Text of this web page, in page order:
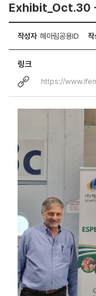
Exhibit_Oct.30
작성자 해아림공용ID 작
링크
https://